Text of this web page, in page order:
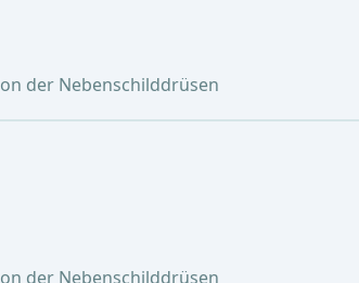
der Nebenschilddrüsen
der Nebenschilddrüsen